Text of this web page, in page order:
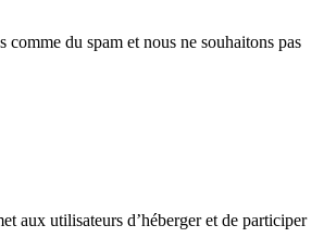
du spam et nous ne souhaitons pas
aux utilisateurs d’héberger et de participer